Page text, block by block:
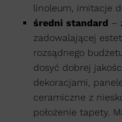
linoleum, imitacje
średni standard –
zadowalającej
rozsądnego
dosyć dobrej
dekoracjami,
ceramiczne z
położenie tapety.